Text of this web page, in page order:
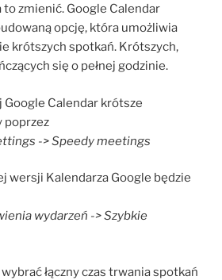
to zmienić. Google Calendar
opcję, która umożliwia
krótszych spotkań. Krótszych,
się o pełnej godzinie.
Calendar krótsze
poprzez
-> Speedy meetings
wersji Kalendarza Google będzie
wydarzeń -> Szybkie
łączny czas trwania spotkań